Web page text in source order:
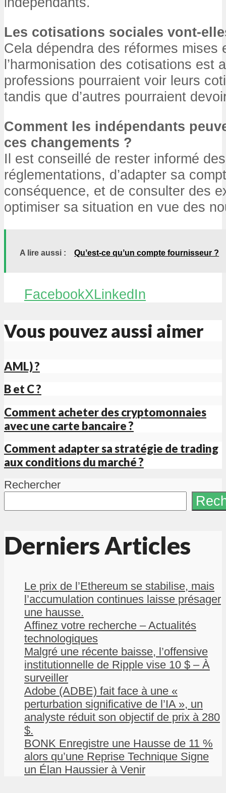
Les cotisations sociales vont-
Cela dépendra des réformes mises
l’harmonisation des cotisations est
professions pourraient voir leurs
tandis que d’autres pourraient
Comment les indépendants
ces changements ?
Il est conseillé de rester informé
réglementations, d’adapter sa
conséquence, et de consulter des
optimiser sa situation en vue des
A lire aussi : Quʼest-ce quʼun compte fournisseur ?
FacebookXLinkedIn
Vous pouvez aussi aimer
AML) ?
B et C ?
Comment acheter des cryptomonnaies
avec une carte bancaire ?
Comment adapter sa stratégie de trading
aux conditions du marché ?
Rechercher
Derniers Articles
Le prix de l’Ethereum se stabilise, mais
l’accumulation continues laisse présager
une hausse.
Affinez votre recherche – Actualités
technologiques
Malgré une récente baisse, l’offensive
institutionnelle de Ripple vise 10 $ – À
surveiller
Adobe (ADBE) fait face à une «
perturbation significative de l’IA », un
analyste réduit son objectif de prix à 280
$.
BONK Enregistre une Hausse de 11 %
alors qu’une Reprise Technique Signe
un Élan Haussier à Venir